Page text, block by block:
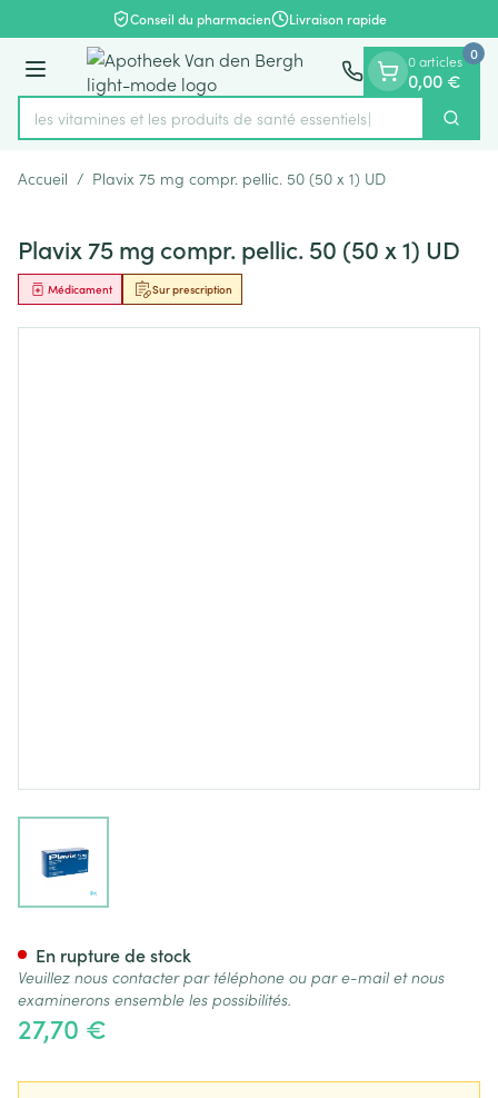
Aller au contenu
1 de 1Conseil du pharmacien Livraison rapide
Menu
Rechercher
les vitamines et les produits de santé essentiels
0 articles
0,00 €
0
Accueil / Plavix 75 mg compr. pellic. 50 (50 x 1) UD
Plavix 75 mg compr. pellic. 50 (50 x 1) UD
Sur prescription
Médicament
27,70 €
En rupture de stock
Veuillez nous contacter par téléphone ou par e-mail et nous
examinerons ensemble les possibilités.